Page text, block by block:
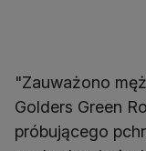
"Zauważono
Golders Green
próbującego